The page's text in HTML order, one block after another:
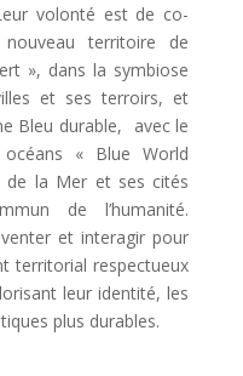
volonté est de co-
nouveau territoire de
», dans la symbiose
et ses terroirs, et
Bleu durable, avec le
« Blue World
la Mer et ses cités
de l’humanité.
et interagir pour
territorial respectueux
leur identité, les
plus durables.